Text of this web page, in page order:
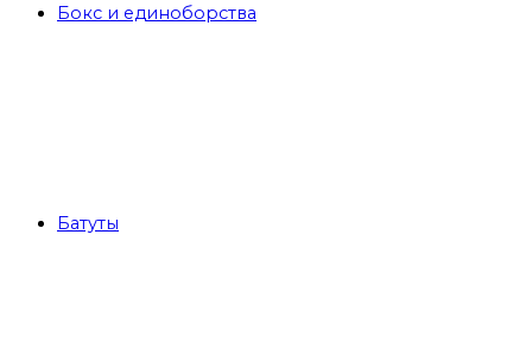
Бокс и единоборства
Батуты